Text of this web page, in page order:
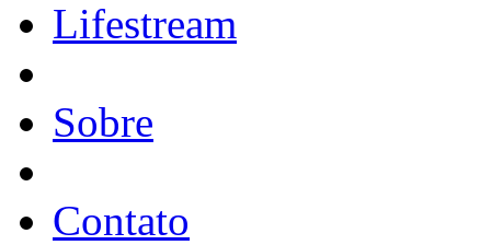
Lifestream
Sobre
Contato